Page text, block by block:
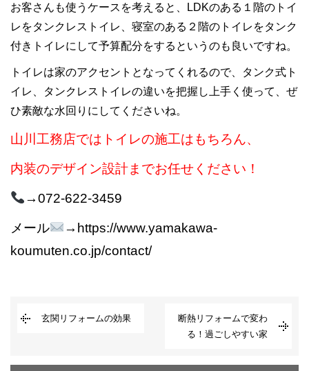
お客さんも使うケースを考えると、LDKのある１階のトイ
レをタンクレストイレ、寝室のある２階のトイレをタンク
付きトイレにして予算配分をするというのも良いですね。
トイレは家のアクセントとなってくれるので、タンク式ト
イレ、タンクレストイレの違いを把握し上手く使って、ぜ
ひ素敵な水回りにしてくださいね。
山川工務店ではトイレの施工はもちろん、
内装のデザイン設計までお任せください！
→072-622-3459
メール
→https://www.yamakawa-
koumuten.co.jp/contact/
玄関リフォームの効果
断熱リフォームで変わ
る！過ごしやすい家